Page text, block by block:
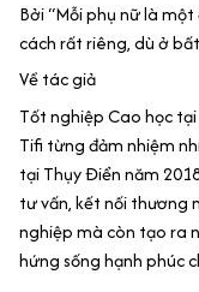
Bởi “Mỗi phụ nữ là
cách rất riêng, dù ở
Về tác giả
Tốt nghiệp Cao học
Tifi từng đảm nhiệm
tại Thụy Điển năm
tư vấn, kết nối thương
nghiệp mà còn tạo ra
hứng sống hạnh phúc